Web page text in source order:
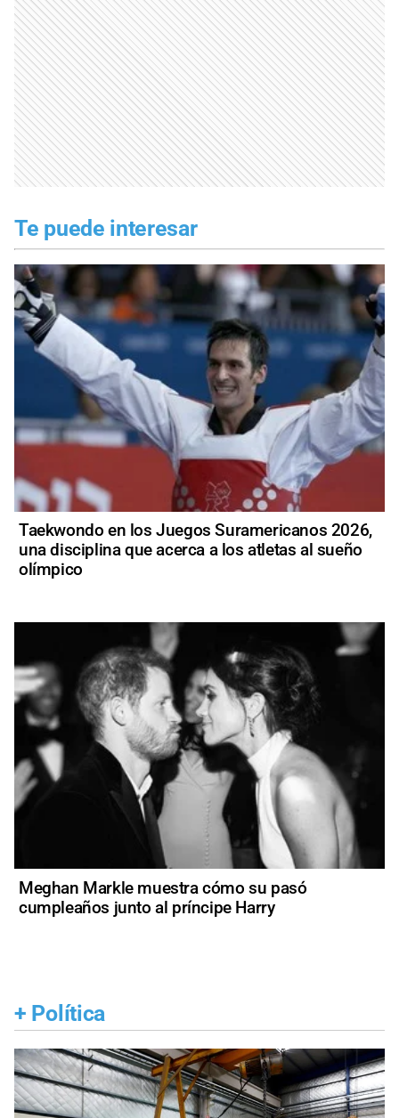
Te puede interesar
Taekwondo en los Juegos Suramericanos 2026,
una disciplina que acerca a los atletas al sueño
olímpico
Meghan Markle muestra cómo su pasó
cumpleaños junto al príncipe Harry
+ Política